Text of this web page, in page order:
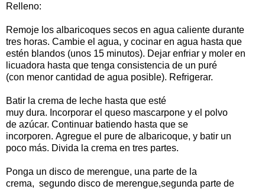
Relleno:
Remoje los albaricoques secos en agua caliente durante
tres horas. Cambie el agua, y cocinar en agua hasta que
estén blandos (unos 15 minutos). Dejar enfriar y moler en
licuadora hasta que tenga consistencia de un puré
(con menor cantidad de agua posible). Refrigerar.
Batir la crema de leche hasta que esté
muy dura. Incorporar el queso mascarpone y el polvo
de azúcar. Continuar batiendo hasta que se
incorporen. Agregue el pure de albaricoque, y batir un
poco más. Divida la crema en tres partes.
Ponga un disco de merengue, una parte de la
crema, segundo disco de merengue,segunda parte de